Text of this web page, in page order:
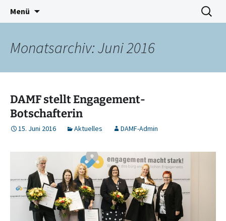
Damf Dresden
Deutschkurse Asyl Migration Flucht Dresden
Menü
Suchen
nach:
Monatsarchiv: Juni 2016
DAMF stellt Engagement-
Botschafterin
15. Juni 2016 Aktuelles DAMF-Admin